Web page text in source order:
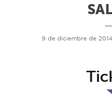
9 de diciembre de